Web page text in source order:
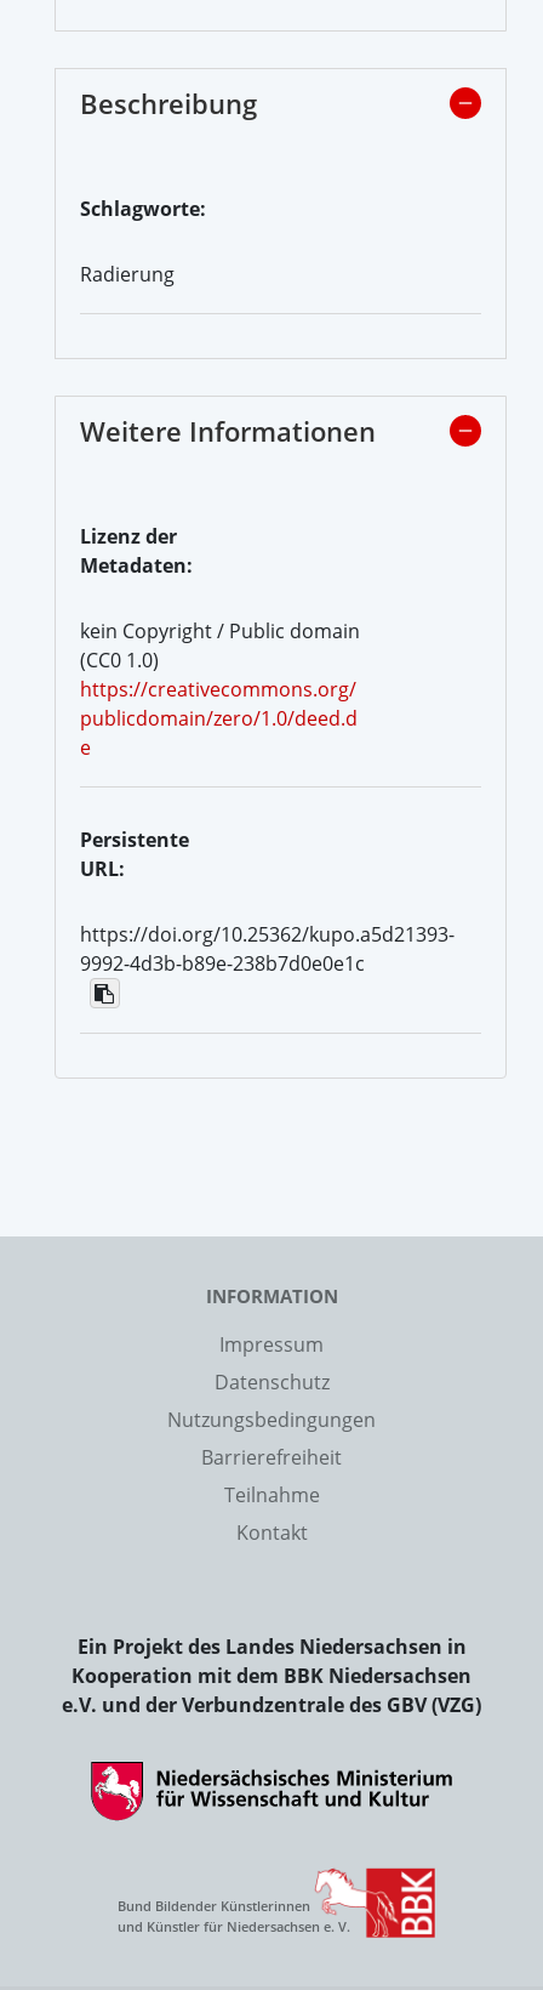
Beschreibung
Schlagworte:
Radierung
Weitere Informationen
Lizenz der
Metadaten:
kein Copyright / Public domain
(CC0 1.0)
https://creativecommons.org/
publicdomain/zero/1.0/deed.d
e
Persistente
URL:
https://doi.org/10.25362/kupo.a5d21393-
9992-4d3b-b89e-238b7d0e0e1c
INFORMATION
Impressum
Datenschutz
Nutzungsbedingungen
Barrierefreiheit
Teilnahme
Kontakt
Ein Projekt des Landes Niedersachsen in
Kooperation mit dem BBK Niedersachsen
e.V. und der Verbundzentrale des GBV (VZG)
Bund Bildender Künstlerinnen
und Künstler für Niedersachsen e. V.